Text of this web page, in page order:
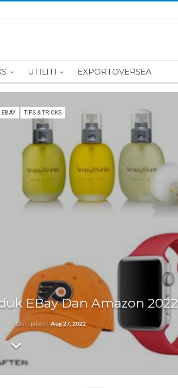
UTILITI EXPORTOVERSEA
EBAY TIPS & TRICKS
EBay Dan Amazon 2022
Last updated Aug 27, 2022